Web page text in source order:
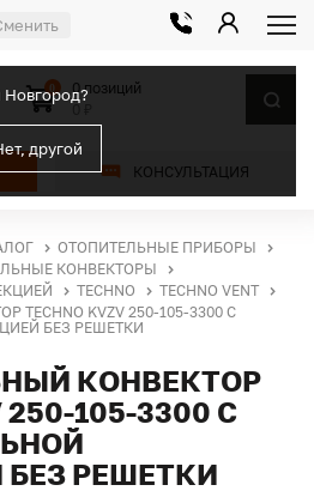
другой
КОНСУЛЬТАЦИЯ
0
0 позиций
ОТОПИТЕЛЬНЫЕ ПРИБОРЫ
КОНВЕКТОРЫ
TECHNO
TECHNO VENT
KVZV 250-105-3300 С
БЕЗ РЕШЕТКИ
КОНВЕКТОР
250-105-3300 С
РЕШЕТКИ